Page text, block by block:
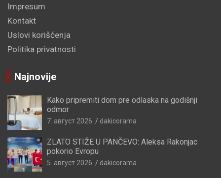
Impresum
Kontakt
Uslovi korišćenja
Politika privatnosti
Najnovije
Kako pripremiti dom pre odlaska na godišnji
odmor
7. август 2026. dakicorama
ZLATO STIŽE U PANČEVO: Aleksa Rakonjac
pokorio Evropu
5. август 2026. dakicorama